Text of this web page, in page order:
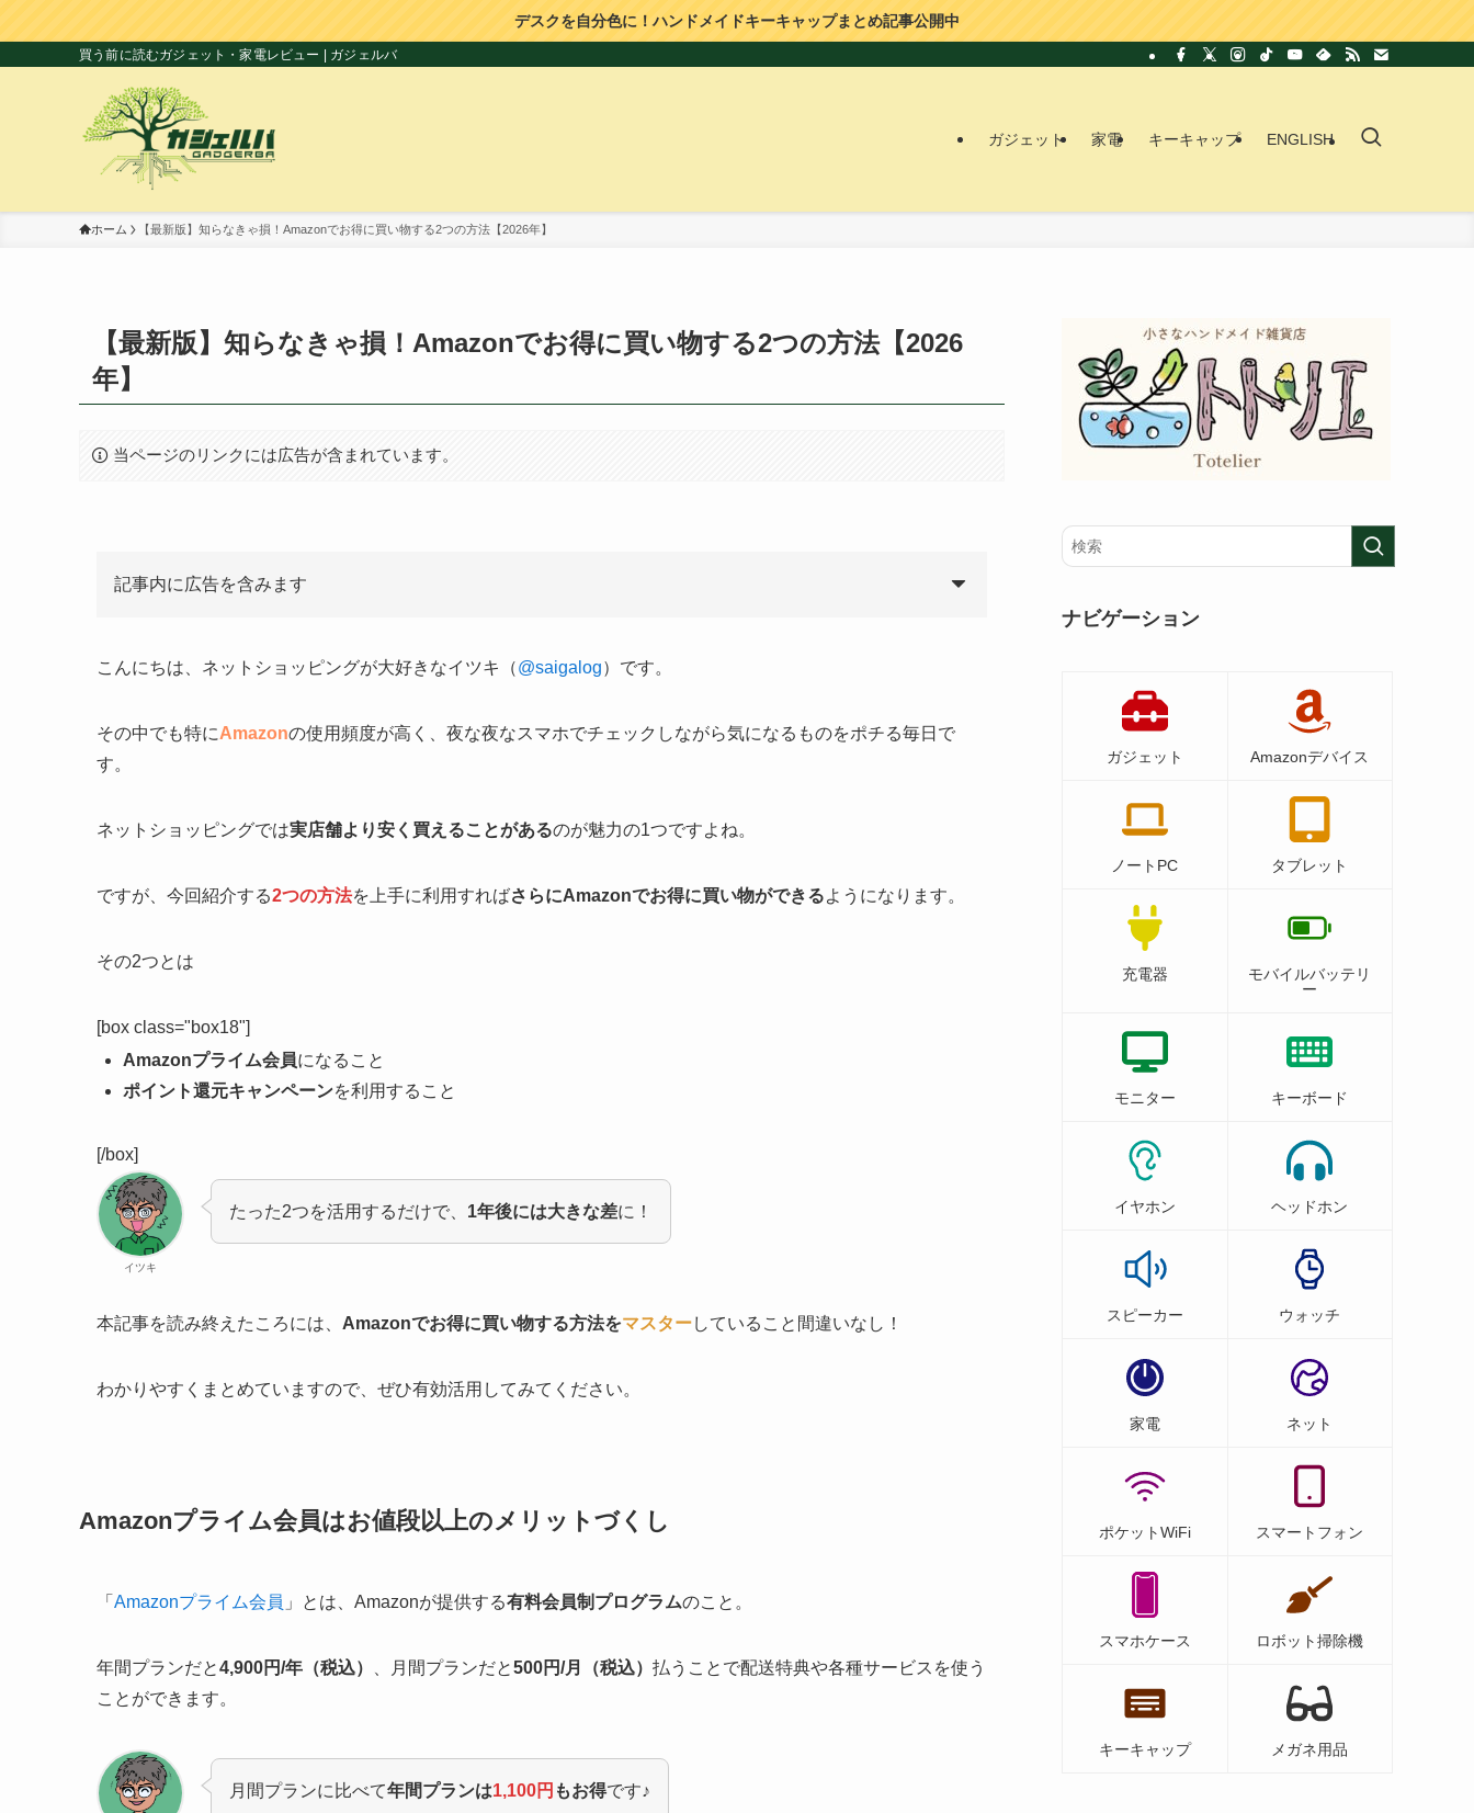
デスクを自分色に！ハンドメイドキーキャップまとめ記事公開中
買う前に読むガジェット・家電レビュー | ガジェルバ
ガジェット 家電 キーキャップ ENGLISH
ホーム 【最新版】知らなきゃ損！Amazonでお得に買い物する2つの方法【2026年】
【最新版】知らなきゃ損！Amazonでお得に買い物する2つの方法【2026
年】
当ページのリンクには広告が含まれています。
記事内に広告を含みます
こんにちは、ネットショッピングが大好きなイツキ（@saigalog）です。
その中でも特にAmazonの使用頻度が高く、夜な夜なスマホでチェックしながら気になるものをポチる毎日で
す。
ネットショッピングでは実店舗より安く買えることがあるのが魅力の1つですよね。
ですが、今回紹介する2つの方法を上手に利用すればさらにAmazonでお得に買い物ができるようになります。
その2つとは
[box class="box18"]
Amazonプライム会員になること
ポイント還元キャンペーンを利用すること
[/box]
イツキ
たった2つを活用するだけで、 1年後には大きな差に！
本記事を読み終えたころには、 Amazonでお得に買い物する方法をマスターしていること間違いなし！
わかりやすくまとめていますので、ぜひ有効活用してみてください。
Amazonプライム会員はお値段以上のメリットづくし
「 Amazonプライム会員 」とは、Amazonが提供する有料会員制プログラムのこと。
年間プランだと4,900円/年（税込） 、月間プランだと500円/月（税込） 払うことで配送特典や各種サービスを使う
ことができます。
月間プランに比べて年間プランは1,100円 もお得です♪
ナビゲーション
ガジェット Amazonデバイス
ノートPC タブレット
充電器
モバイルバッテリ
ー
モニター キーボード
イヤホン ヘッドホン
スピーカー ウォッチ
家電 ネット
ポケットWiFi スマートフォン
スマホケース ロボット掃除機
キーキャップ メガネ用品